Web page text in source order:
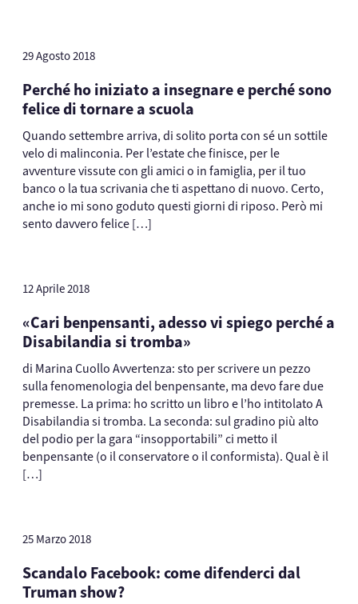
29 Agosto 2018
Perché ho iniziato a insegnare e perché sono
felice di tornare a scuola
Quando settembre arriva, di solito porta con sé un sottile
velo di malinconia. Per l’estate che finisce, per le
avventure vissute con gli amici o in famiglia, per il tuo
banco o la tua scrivania che ti aspettano di nuovo. Certo,
anche io mi sono goduto questi giorni di riposo. Però mi
sento davvero felice […]
12 Aprile 2018
«Cari benpensanti, adesso vi spiego perché a
Disabilandia si tromba»
di Marina Cuollo Avvertenza: sto per scrivere un pezzo
sulla fenomenologia del benpensante, ma devo fare due
premesse. La prima: ho scritto un libro e l’ho intitolato A
Disabilandia si tromba. La seconda: sul gradino più alto
del podio per la gara “insopportabili” ci metto il
benpensante (o il conservatore o il conformista). Qual è il
[…]
25 Marzo 2018
Scandalo Facebook: come difenderci dal
Truman show?